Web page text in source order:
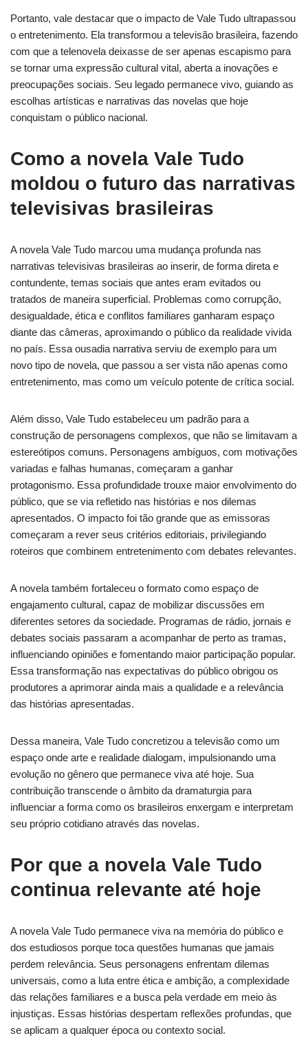
Portanto, vale destacar que o impacto de Vale Tudo ultrapassou
o entretenimento. Ela transformou a televisão brasileira, fazendo
com que a telenovela deixasse de ser apenas escapismo para
se tornar uma expressão cultural vital, aberta a inovações e
preocupações sociais. Seu legado permanece vivo, guiando as
escolhas artísticas e narrativas das novelas que hoje
conquistam o público nacional.
Como a novela Vale Tudo
moldou o futuro das narrativas
televisivas brasileiras
A novela Vale Tudo marcou uma mudança profunda nas
narrativas televisivas brasileiras ao inserir, de forma direta e
contundente, temas sociais que antes eram evitados ou
tratados de maneira superficial. Problemas como corrupção,
desigualdade, ética e conflitos familiares ganharam espaço
diante das câmeras, aproximando o público da realidade vivida
no país. Essa ousadia narrativa serviu de exemplo para um
novo tipo de novela, que passou a ser vista não apenas como
entretenimento, mas como um veículo potente de crítica social.
Além disso, Vale Tudo estabeleceu um padrão para a
construção de personagens complexos, que não se limitavam a
estereótipos comuns. Personagens ambíguos, com motivações
variadas e falhas humanas, começaram a ganhar
protagonismo. Essa profundidade trouxe maior envolvimento do
público, que se via refletido nas histórias e nos dilemas
apresentados. O impacto foi tão grande que as emissoras
começaram a rever seus critérios editoriais, privilegiando
roteiros que combinem entretenimento com debates relevantes.
A novela também fortaleceu o formato como espaço de
engajamento cultural, capaz de mobilizar discussões em
diferentes setores da sociedade. Programas de rádio, jornais e
debates sociais passaram a acompanhar de perto as tramas,
influenciando opiniões e fomentando maior participação popular.
Essa transformação nas expectativas do público obrigou os
produtores a aprimorar ainda mais a qualidade e a relevância
das histórias apresentadas.
Dessa maneira, Vale Tudo concretizou a televisão como um
espaço onde arte e realidade dialogam, impulsionando uma
evolução no gênero que permanece viva até hoje. Sua
contribuição transcende o âmbito da dramaturgia para
influenciar a forma como os brasileiros enxergam e interpretam
seu próprio cotidiano através das novelas.
Por que a novela Vale Tudo
continua relevante até hoje
A novela Vale Tudo permanece viva na memória do público e
dos estudiosos porque toca questões humanas que jamais
perdem relevância. Seus personagens enfrentam dilemas
universais, como a luta entre ética e ambição, a complexidade
das relações familiares e a busca pela verdade em meio às
injustiças. Essas histórias despertam reflexões profundas, que
se aplicam a qualquer época ou contexto social.